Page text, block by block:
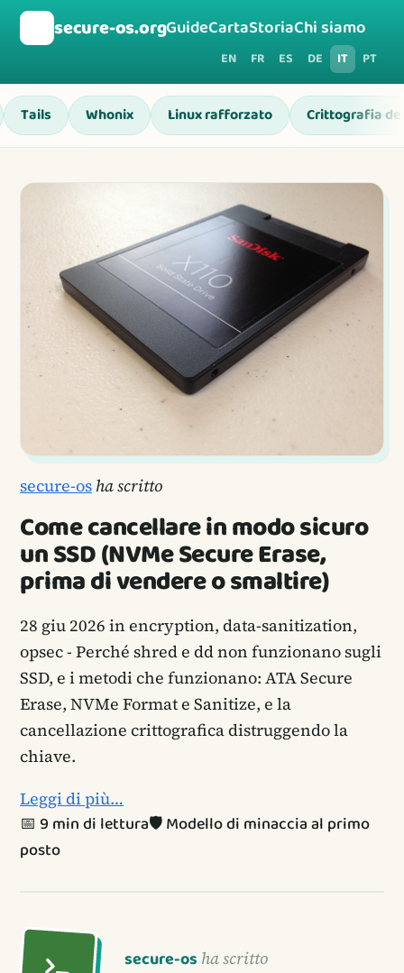
secure-os.orgGuideCartaStoriaChi siamo
EN FR ES DE IT PT
Tails Whonix Linux rafforzato Crittografia
secure-os ha scritto
Come cancellare in modo sicuro
un SSD (NVMe Secure Erase,
prima di vendere o smaltire)
28 giu 2026 in encryption, data-sanitization,
opsec - Perché shred e dd non funzionano sugli
SSD, e i metodi che funzionano: ATA Secure
Erase, NVMe Format e Sanitize, e la
cancellazione crittografica distruggendo la
chiave.
Leggi di più…
📅 9 min di lettura🛡️ Modello di minaccia al primo
posto
secure-os ha scritto